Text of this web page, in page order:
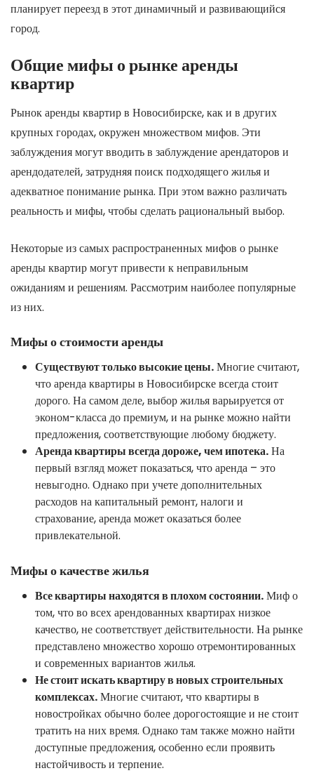
планирует переезд в этот динамичный и развивающийся
город.
Общие мифы о рынке аренды
квартир
Рынок аренды квартир в Новосибирске, как и в других
крупных городах, окружен множеством мифов. Эти
заблуждения могут вводить в заблуждение арендаторов и
арендодателей, затрудняя поиск подходящего жилья и
адекватное понимание рынка. При этом важно различать
реальность и мифы, чтобы сделать рациональный выбор.
Некоторые из самых распространенных мифов о рынке
аренды квартир могут привести к неправильным
ожиданиям и решениям. Рассмотрим наиболее популярные
из них.
Мифы о стоимости аренды
Существуют только высокие цены.Многие считают,
что аренда квартиры в Новосибирске всегда стоит
дорого. На самом деле, выбор жилья варьируется от
эконом-класса до премиум, и на рынке можно найти
предложения, соответствующие любому бюджету.
Аренда квартиры всегда дороже, чем ипотека.На
первый взгляд может показаться, что аренда – это
невыгодно. Однако при учете дополнительных
расходов на капитальный ремонт, налоги и
страхование, аренда может оказаться более
привлекательной.
Мифы о качестве жилья
Все квартиры находятся в плохом состоянии.Миф о
том, что во всех арендованных квартирах низкое
качество, не соответствует действительности. На рынке
представлено множество хорошо отремонтированных
и современных вариантов жилья.
Не стоит искать квартиру в новых строительных
комплексах.Многие считают, что квартиры в
новостройках обычно более дорогостоящие и не стоит
тратить на них время. Однако там также можно найти
доступные предложения, особенно если проявить
настойчивость и терпение.